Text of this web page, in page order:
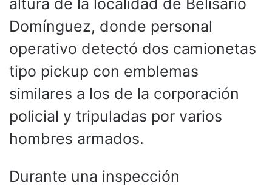
Domínguez, donde personal
operativo detectó dos camionetas
tipo pickup con emblemas
similares a los de la corporación
policial y tripuladas por varios
hombres armados.
Durante una inspección